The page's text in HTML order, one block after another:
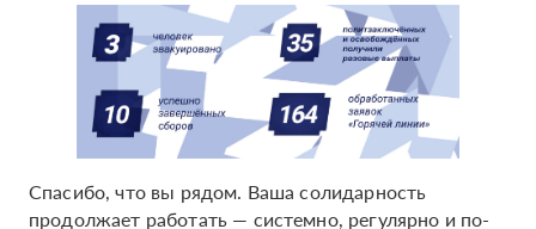
Спасибо, что вы рядом. Ваша солидарность
продолжает работать — системно, регулярно и по-